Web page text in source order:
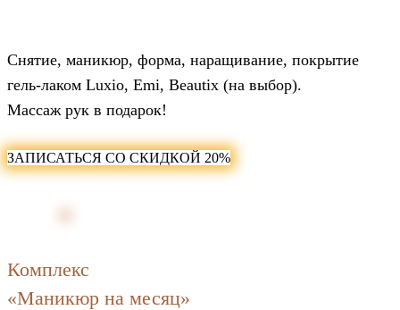
Снятие, маникюр, форма, наращивание, покрытие
гель-лаком Luxio, Emi, Beautix (на выбор).
Массаж рук в подарок!
ЗАПИСАТЬСЯ СО СКИДКОЙ 20%
Комплекс
«Маникюр на месяц»